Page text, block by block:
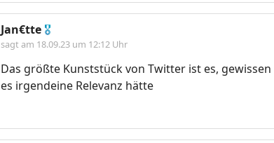
Jan€tte 🎖
sagt am 18.09.23 um 12:12 Uhr
Das größte Kunststück von Twitter ist es,
es irgendeine Relevanz hätte